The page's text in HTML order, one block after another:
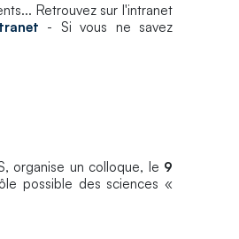
Retrouvez sur l'intranet
- Si vous ne savez
organise un colloque, le 9
possible des sciences «